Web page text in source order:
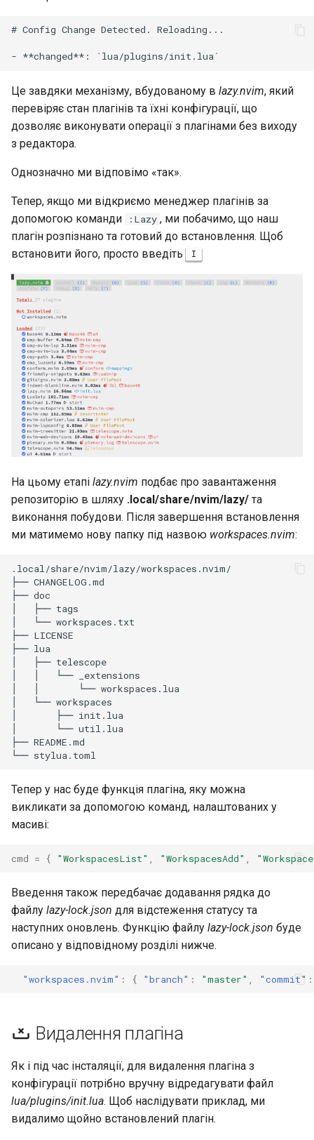
# Config Change Detected. Reloading...
Це завдяки механізму, вбудованому в lazy.nvim, який
перевіряє стан плагінів та їхні конфігурації, що
дозволяє виконувати операції з плагінами без виходу
з редактора.
Однозначно ми відповімо «так».
Тепер, якщо ми відкриємо менеджер плагінів за
допомогою команди
:Lazy , ми побачимо, що наш
плагін розпізнано та готовий до встановлення. Щоб
встановити його, просто введіть
I
На цьому етапі lazy.nvim подбає про завантаження
репозиторію в шляху .local/share/nvim/lazy/ та
виконання побудови. Після завершення встановлення
ми матимемо нову папку під назвою workspaces.nvim:
.local/share/nvim/lazy/workspaces.nvim/
├── CHANGELOG.md
├── doc
│   ├── tags
│   └── workspaces.txt
├── LICENSE
├── lua
│   ├── telescope
│   │   └── _extensions
│   │       └── workspaces.lua
│   └── workspaces
│       ├── init.lua
│       └── util.lua
├── README.md
Тепер у нас буде функція плагіна, яку можна
викликати за допомогою команд, налаштованих у
масиві:
cmd = { "WorkspacesList" "WorkspacesAdd"
Введення також передбачає додавання рядка до
файлу lazy-lock.json для відстеження статусу та
наступних оновлень. Функцію файлу lazy-lock.json буде
описано у відповідному розділі нижче.
"workspaces.nvim" : { "branch" : "master" "commit" :
Видалення плагіна
Як і під час інсталяції, для видалення плагіна з
конфігурації потрібно вручну відредагувати файл
lua/plugins/init.lua. Щоб наслідувати приклад, ми
видалимо щойно встановлений плагін.